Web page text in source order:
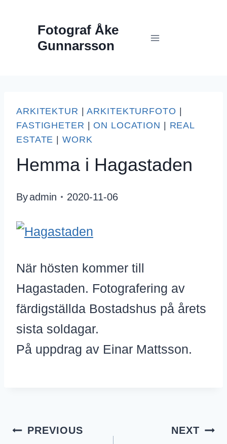
content
Fotograf Åke
Gunnarsson
ARKITEKTUR |ARKITEKTURFOTO
FASTIGHETER
ON LOCATION
REAL
ESTATE
WORK
Hemma i Hagastaden
Byadmin 2020-11-06
När hösten kommer till
Hagastaden. Fotografering av
färdigställda Bostadshus på årets
sista soldagar.
På uppdrag av Einar Mattsson.
Inläggsnavigering
PREVIOUS NEXT